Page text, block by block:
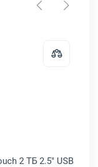
2 ТБ 2.5" USB